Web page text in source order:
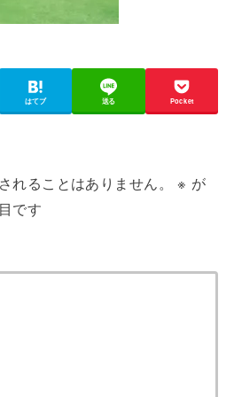
はてブ 送る Pocket
れることはありません。 ※ が
です